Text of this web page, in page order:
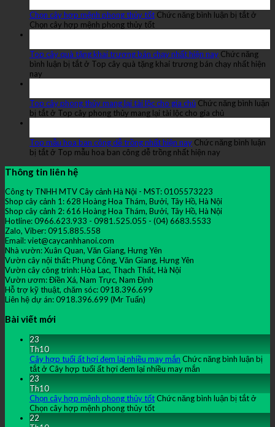
Chọn cây hợp mệnh phong thủy tốt Chức năng bình luận bị tắt ở
Chọn cây hợp mệnh phong thủy tốt
Top cây quà tặng khai trương bán chạy nhất hiện nay Chức năng
bình luận bị tắt ở Top cây quà tặng khai trương bán chạy nhất hiện
nay
Top cây phong thủy mang lại tài lộc cho gia chủ Chức năng bình luận
bị tắt ở Top cây phong thủy mang lại tài lộc cho gia chủ
Top mẫu hoa ban công dễ trồng nhất hiện nay Chức năng bình luận
bị tắt ở Top mẫu hoa ban công dễ trồng nhất hiện nay
Thông tin liên hệ
Công ty TNHH MTV Cây cảnh Hà Nội - MST: 0105573223
Shop cây cảnh 1: 628 Hoàng Hoa Thám, Bưởi, Tây Hồ, Hà Nội
Shop cây cảnh 2: 616 Hoàng Hoa Thám, Bưởi, Tây Hồ, Hà Nội
Hotline: 0966.623.933 - 0981.525.055 - (04) 6683.5533
Zalo, Viber: 0915.885.558
Email: viet@caycanhhanoi.com
Nhà vườn: Xuân Quan, Văn Giang, Hưng Yên
Vườn cây nội thất: Phụng Công, Văn Giang, Hưng Yên
Vườn cây công trình: Hòa Lạc, Thạch Thất, Hà Nội
Vườn ươm: Điền Xá, Nam Trực, Nam Định
Hỗ trợ kỹ thuật, chăm sóc: 0918.396.699
Liên hệ dự án: 0918.396.699 (Mr Tuấn)
Bài viết mới
23
Th10
Cây hợp tuổi ất hợi đem lại nhiều may mắn Chức năng bình luận bị
tắtở Cây hợp tuổi ất hợi đem lại nhiều may mắn
23
Th10
Chọn cây hợp mệnh phong thủy tốtChức năng bình luận bị tắtở
Chọn cây hợp mệnh phong thủy tốt
22